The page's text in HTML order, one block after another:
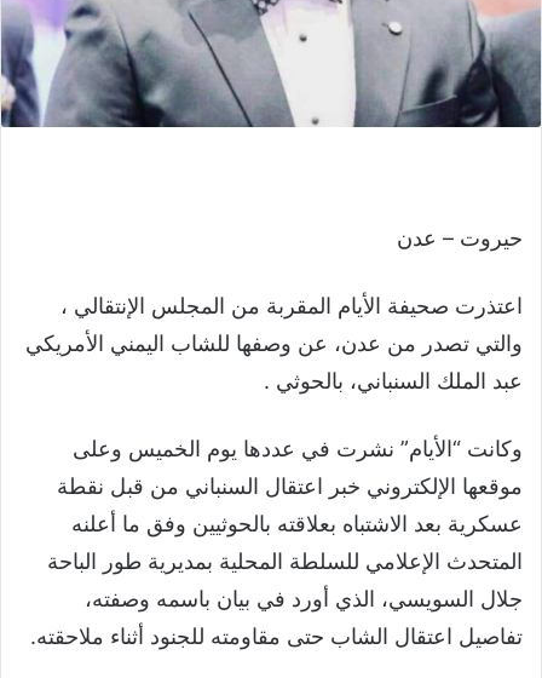
حيروت – عدن
اعتذرت صحيفة الأيام المقربة من المجلس الإنتقالي ،
والتي تصدر من عدن، عن وصفها للشاب اليمني الأمريكي
عبد الملك السنباني، بالحوثي .
وكانت “الأيام” نشرت في عددها يوم الخميس وعلى
موقعها الإلكتروني خبر اعتقال السنباني من قبل نقطة
عسكرية بعد الاشتباه بعلاقته بالحوثيين وفق ما أعلنه
المتحدث الإعلامي للسلطة المحلية بمديرية طور الباحة
جلال السويسي، الذي أورد في بيان باسمه وصفته،
تفاصيل اعتقال الشاب حتى مقاومته للجنود أثناء ملاحقته.